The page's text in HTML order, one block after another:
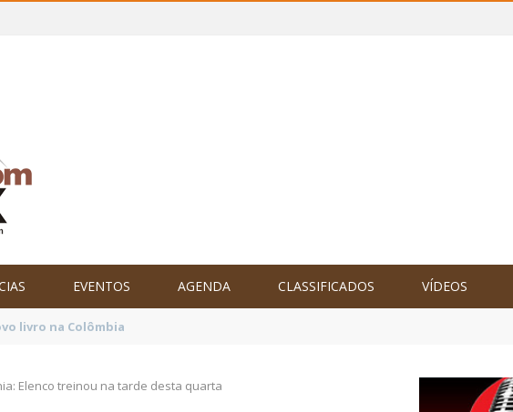
EVENTOS AGENDA CLASSIFICADOS VÍDEOS
o Brasil no XXIV Parlamento Internacional de Escritores, na Colômbia
Elenco treinou na tarde desta quarta